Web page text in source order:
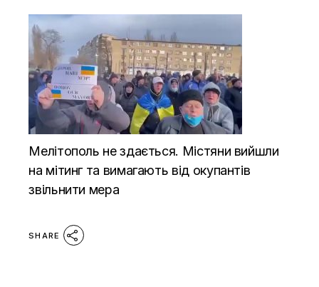
Мелітополь не здається. Містяни вийшли
на мітинг та вимагають від окупантів
звільнити мера
SHARE